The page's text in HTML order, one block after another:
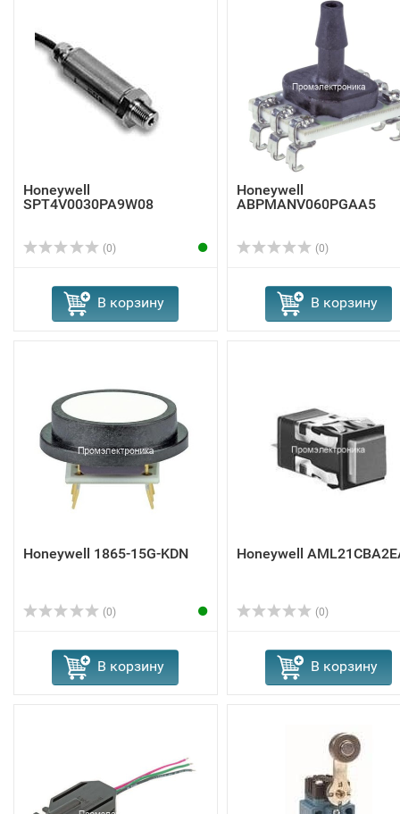
Honeywell
SPT4V0030PA9W08
(0)
В корзину
Honeywell
ABPMANV060PGAA5
(0)
В корзину
Honeywell 1865-15G-KDN
(0)
В корзину
Honeywell
(0)
В корзину